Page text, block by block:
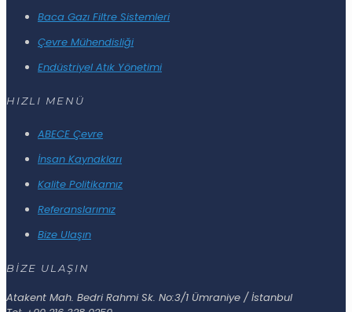
Baca Gazı Filtre Sistemleri
Çevre Mühendisliği
Endüstriyel Atık Yönetimi
HIZLI MENÜ
ABECE Çevre
İnsan Kaynakları
Kalite Politikamız
Referanslarımız
Bize Ulaşın
BİZE ULAŞIN
Atakent Mah. Bedri Rahmi Sk. No:3/1 Ümraniye / İstanbul